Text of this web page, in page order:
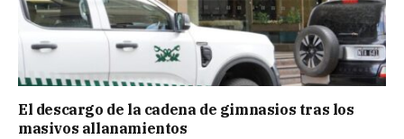
El descargo de la cadena de gimnasios tras los
masivos allanamientos